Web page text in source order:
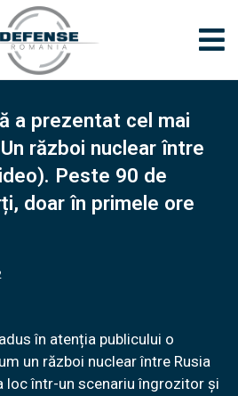
a prezentat cel mai
război nuclear între
Peste 90 de
doar în primele ore
în atenția publicului o
un război nuclear între Rusia
loc într-un scenariu îngrozitor și